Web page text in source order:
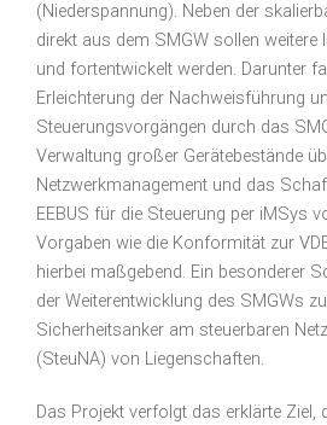
(Niederspannung). Neben der
direkt aus dem SMGW sollen weitere
und fortentwickelt werden. Darunter
Erleichterung der Nachweisführung
Steuerungsvorgängen durch das
Verwaltung großer Gerätebestände
Netzwerkmanagement und das
EEBUS für die Steuerung per iMSys
Vorgaben wie die Konformität zur
hierbei maßgebend. Ein besonderer
der Weiterentwicklung des SMGWs
Sicherheitsanker am steuerbaren
(SteuNA) von Liegenschaften.
Das Projekt verfolgt das erklärte Ziel,